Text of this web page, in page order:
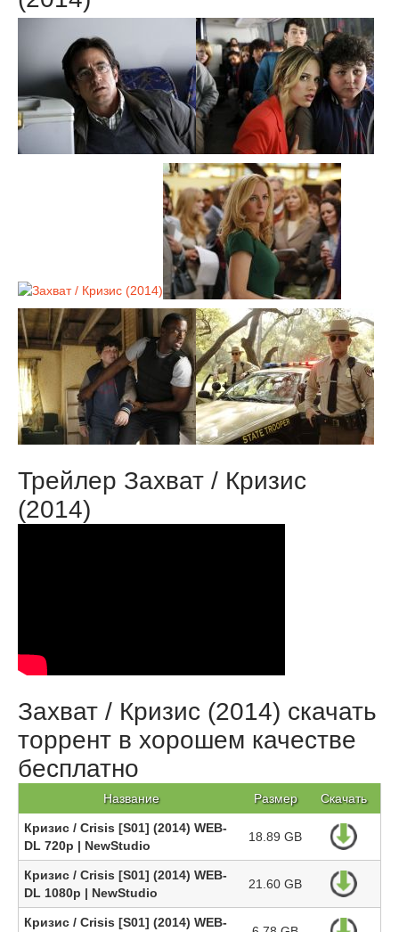
Трейлер Захват / Кризис
(2014)
Захват / Кризис (2014) скачать
торрент в хорошем качестве
бесплатно
Название Размер Скачать
Кризис / Crisis [S01] (2014) WEB-
DL 720p | NewStudio
18.89 GB
Кризис / Crisis [S01] (2014) WEB-
DL 1080p | NewStudio
21.60 GB
Кризис / Crisis [S01] (2014) WEB-